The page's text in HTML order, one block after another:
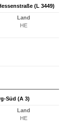
(L 3449)
Land
HE
Süd (A 3)
Land
HE